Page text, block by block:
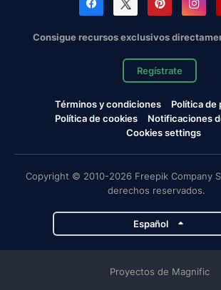
Consigue recursos exclusivos
Regístrate
Términos y condiciones
Política de
Política de cookies
Notificaciones
Cookies settings
Copyright © 2010-2026 Freepik Company
derechos reservados.
Español
Proyectos de Magnific